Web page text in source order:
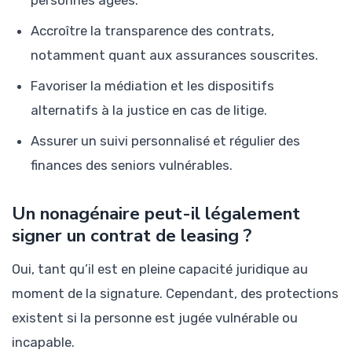
Accroître la transparence des contrats,
notamment quant aux assurances souscrites.
Favoriser la médiation et les dispositifs
alternatifs à la justice en cas de litige.
Assurer un suivi personnalisé et régulier des
finances des seniors vulnérables.
Un nonagénaire peut-il légalement
signer un contrat de leasing ?
Oui, tant qu’il est en pleine capacité juridique au
moment de la signature. Cependant, des protections
existent si la personne est jugée vulnérable ou
incapable.